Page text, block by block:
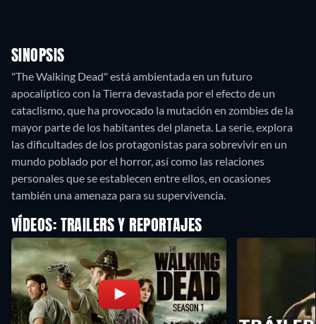
SINOPSIS
"The Walking Dead" está ambientada en un futuro
apocalíptico con la Tierra devastada por el efecto de un
cataclismo, que ha provocado la mutación en zombies de la
mayor parte de los habitantes del planeta. La serie, explora
las dificultades de los protagonistas para sobrevivir en un
mundo poblado por el horror, así como las relaciones
personales que se establecen entre ellos, en ocasiones
también una amenaza para su supervivencia.
VÍDEOS: TRAILERS Y REPORTAJES